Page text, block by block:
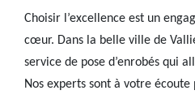
Choisir l’excellence est un
cœur. Dans la belle ville de
service de pose d’enrobés qui
Nos experts sont à votre